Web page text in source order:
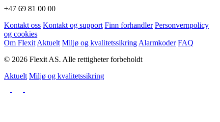
+47 69 81 00 00
Kontakt oss Kontakt og support Finn forhandler Personvernpolicy
og cookies
Om Flexit Aktuelt Miljø og kvalitetssikring Alarmkoder FAQ
© 2026 Flexit AS. Alle rettigheter forbeholdt
Aktuelt Miljø og kvalitetssikring